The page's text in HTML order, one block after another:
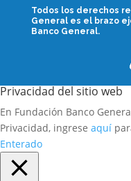
Todos los derechos
General es el brazo
Banco General.
Privacidad del sitio web
En Fundación Banco
Privacidad, ingrese aquí
Enterado